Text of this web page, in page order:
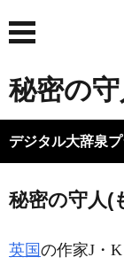
秘密の守
デジタル大辞泉
秘密の守人(
英国の作家J・